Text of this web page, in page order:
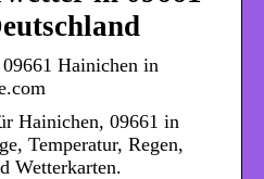
Hainichen in
Hainichen, 09661 in
Temperatur, Regen,
Wetterkarten.